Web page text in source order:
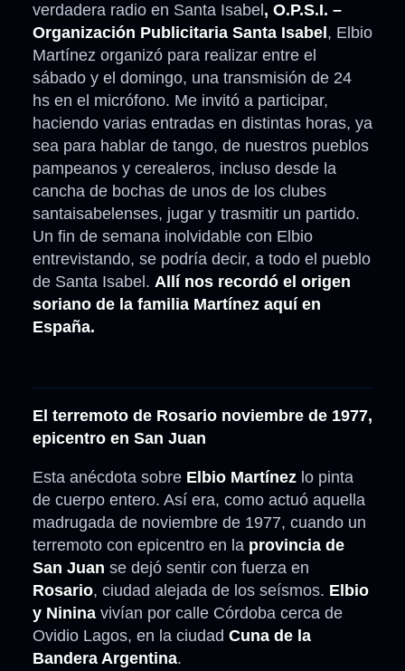
verdadera radio en Santa Isabel , O.P.S.I. –
Organización Publicitaria Santa Isabel , Elbio
Martínez organizó para realizar entre el
sábado y el domingo, una transmisión de 24
hs en el micrófono. Me invitó a participar,
haciendo varias entradas en distintas horas, ya
sea para hablar de tango, de nuestros pueblos
pampeanos y cerealeros, incluso desde la
cancha de bochas de unos de los clubes
santaisabelenses, jugar y trasmitir un partido.
Un fin de semana inolvidable con Elbio
entrevistando, se podría decir, a todo el pueblo
de Santa Isabel. Allí nos recordó el origen
soriano de la familia Martínez aquí en
España.
El terremoto de Rosario noviembre de 1977,
epicentro en San Juan
Esta anécdota sobre Elbio Martínez lo pinta
de cuerpo entero. Así era, como actuó aquella
madrugada de noviembre de 1977, cuando un
terremoto con epicentro en la provincia de
San Juan se dejó sentir con fuerza en
Rosario, ciudad alejada de los seísmos. Elbio
y Ninina vivían por calle Córdoba cerca de
Ovidio Lagos, en la ciudad Cuna de la
Bandera Argentina.